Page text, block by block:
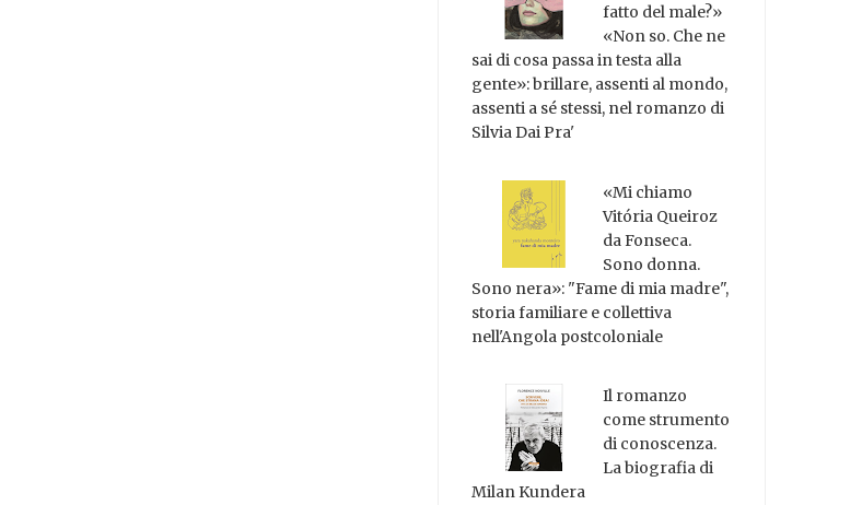
fatto del male?»
«Non so. Che ne
sai di cosa passa in testa alla
gente»: brillare, assenti al mondo,
assenti a sé stessi, nel romanzo di
Silvia Dai Pra'
«Mi chiamo
Vitória Queiroz
da Fonseca.
Sono donna.
Sono nera»: "Fame di mia madre",
storia familiare e collettiva
nell'Angola postcoloniale
Il romanzo
come strumento
di conoscenza.
La biografia di
Milan Kundera